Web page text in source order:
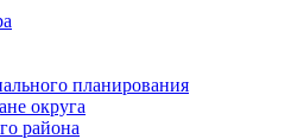
планирования
округа
района